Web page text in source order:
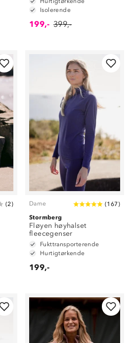
Isolerende
199,- 399,-
(2) Dame (167)
Stormberg
Fløyen høyhalset
fleecegenser
Fukttransporterende
Hurtigtørkende
199,-